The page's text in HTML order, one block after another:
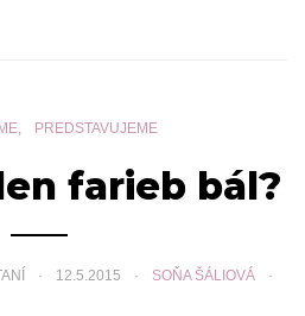
PREDSTAVUJEME
farieb bál?
12.5.2015 SOŇA ŠÁLIOVÁ